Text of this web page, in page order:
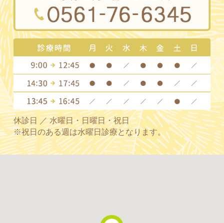
休診日 ／ 水曜日・日曜日・祝日
※祝日のある週は水曜日診療となります。